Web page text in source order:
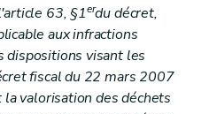
63, §1erdu décret,
aux infractions
dispositions visant les
fiscal du 22 mars 2007
valorisation des déchets